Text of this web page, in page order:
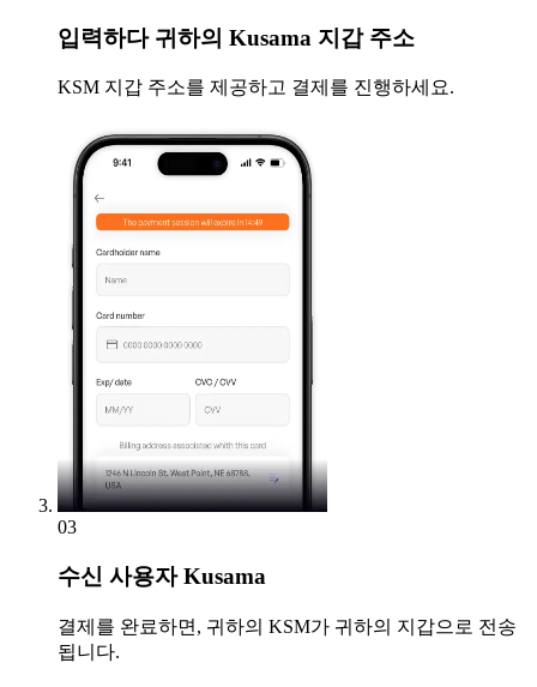
입력하다귀하의 Kusama 지갑 주소
KSM 지갑 주소를 제공하고 결제를 진행하세요.
03
수신 사용자 Kusama
결제를 완료하면, 귀하의 KSM가 귀하의 지갑으로 전송
됩니다.